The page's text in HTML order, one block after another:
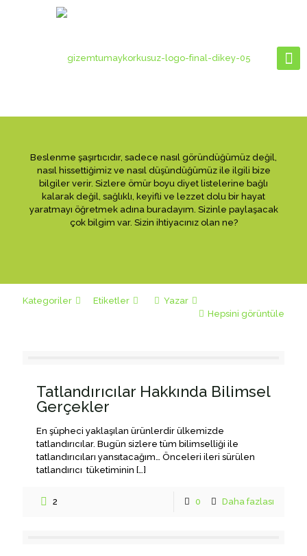
Beslenme şaşırtıcıdır, sadece nasıl göründüğümüz değil,
nasıl hissettiğimiz ve nasıl düşündüğümüz ile ilgili bize
bilgiler verir. Sizlere ömür boyu diyet listelerine bağlı
kalarak değil, sağlıklı, keyifli ve lezzet dolu bir hayat
yaratmayı öğretmek adına buradayım. Sizinle paylaşacak
çok bilgim var. Sizin ihtiyacınız olan ne?
Kategoriler Etiketler
Yazar
Hepsini görüntüle
Tatlandırıcılar Hakkında Bilimsel
Gerçekler
En şüpheci yaklaşılan ürünlerdir ülkemizde
tatlandırıcılar. Bugün sizlere tüm bilimselliği ile
tatlandırıcıları yansıtacağım… Önceleri ileri sürülen
tatlandırıcı tüketiminin […]
2 0 Daha fazlası